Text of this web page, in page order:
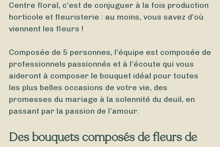
À partir de35€ -Personnaliser
Bouquet Rentrée
Centre floral, c’est de conjuguer à la fois production
horticole et fleuristerie : au moins, vous savez d’où
viennent les fleurs !
Composée de 5 personnes, l’équipe est composée de
professionnels passionnés et à l’écoute qui vous
aideront à composer le bouquet idéal pour toutes
les plus belles occasions de votre vie, des
promesses du mariage à la solennité du deuil, en
passant par la passion de l’amour.
Des bouquets composés de fleurs de